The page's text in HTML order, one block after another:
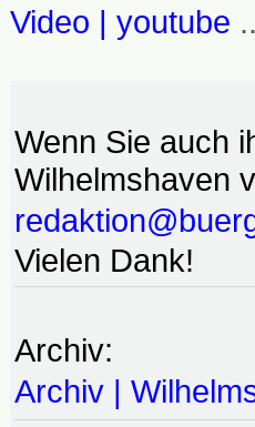
Video | youtube
Wenn Sie auch
Wilhelmshaven
Vielen Dank!
Archiv:
Archiv |